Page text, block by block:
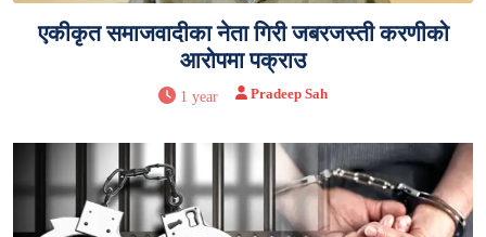
एकीकृत समाजवादीका नेता गिरी जबरजस्ती करणीको
आरोपमा पक्राउ
1 year Pradeep Sah